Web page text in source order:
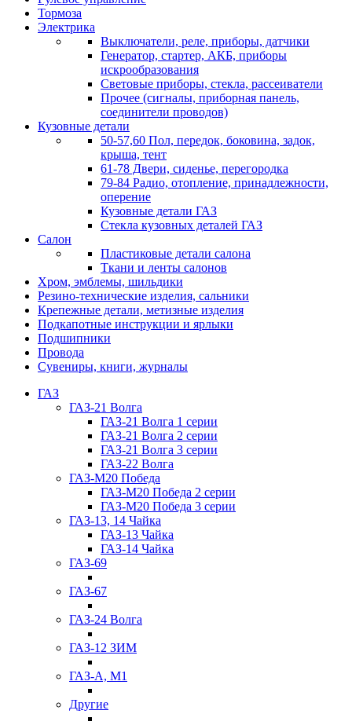
Тормоза
Электрика
Выключатели, реле, приборы, датчики
Генератор, стартер, АКБ, приборы
искрообразования
Световые приборы, стекла, рассеиватели
Прочее (сигналы, приборная панель,
соединители проводов)
Кузовные детали
50-57,60 Пол, передок, боковина, задок,
крыша, тент
61-78 Двери, сиденье, перегородка
79-84 Радио, отопление, принадлежности,
оперение
Кузовные детали ГАЗ
Стекла кузовных деталей ГАЗ
Салон
Пластиковые детали салона
Ткани и ленты салонов
Хром, эмблемы, шильдики
Резино-технические изделия, сальники
Крепежные детали, метизные изделия
Подкапотные инструкции и ярлыки
Подшипники
Провода
Сувениры, книги, журналы
ГАЗ
ГАЗ-21 Волга
ГАЗ-21 Волга 1 серии
ГАЗ-21 Волга 2 серии
ГАЗ-21 Волга 3 серии
ГАЗ-22 Волга
ГАЗ-М20 Победа
ГАЗ-М20 Победа 2 серии
ГАЗ-М20 Победа 3 серии
ГАЗ-13, 14 Чайка
ГАЗ-13 Чайка
ГАЗ-14 Чайка
ГАЗ-69
ГАЗ-67
ГАЗ-24 Волга
ГАЗ-12 ЗИМ
ГАЗ-А, М1
Другие